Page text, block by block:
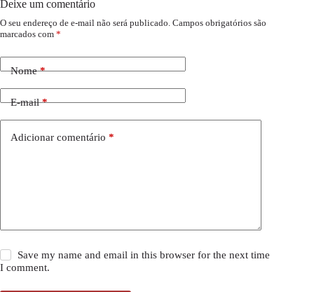
Deixe um comentário
O seu endereço de e-mail não será publicado. Campos obrigatórios são
marcados com *
Nome*
E-mail*
Adicionar comentário *
Save my name and email in this browser for the next time
I comment.